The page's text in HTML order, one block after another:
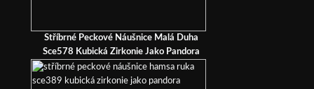
Stříbrné Peckové Náušnice Malá Duha
Sce578 Kubická Zirkonie Jako Pandora